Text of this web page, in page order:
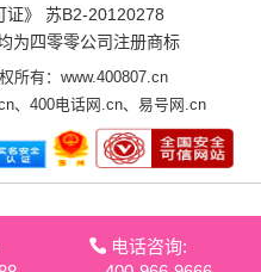
》
苏B2-20120278
为四零零公司注册商标
所有：www.400807.cn
、 400电话网.cn、 易号网.cn
电话咨询: